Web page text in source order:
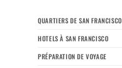
QUARTIERS DE SAN FRANCISCO
HOTELS À SAN FRANCISCO
PRÉPARATION DE VOYAGE